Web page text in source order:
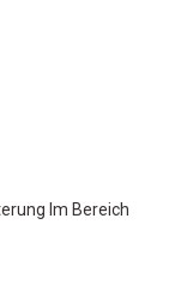
Im Bereich